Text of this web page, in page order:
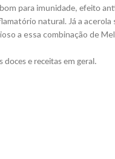
para imunidade, efeito
natural. Já a
a essa combinação de
e receitas em geral.